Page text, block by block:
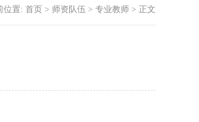
位置: 首页 > 师资队伍 > 专业教师 > 正文